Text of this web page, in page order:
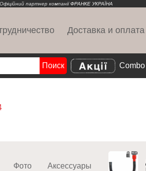
партнер компаніїФРАНКЕ УКРАЇНА
Доставка и оплата
Поиск
Фото Аксессуары